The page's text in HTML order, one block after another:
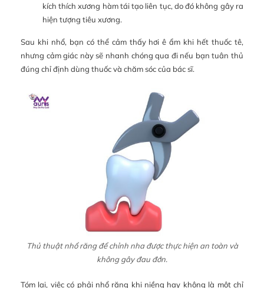
kích thích xương hàm tái tạo liên tục, do đó không gây ra
hiện tượng tiêu xương.
Sau khi nhổ, bạn có thể cảm thấy hơi ê ẩm khi hết thuốc tê,
nhưng cảm giác này sẽ nhanh chóng qua đi nếu bạn tuân thủ
đúng chỉ định dùng thuốc và chăm sóc của bác sĩ.
Thủ thuật nhổ răng để chỉnh nha được thực hiện an toàn và
không gây đau đớn.
Tóm lại, việc có phải nhổ răng khi niềng hay không là một chỉ